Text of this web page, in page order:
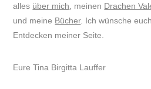
alles über mich , meinen Drachen
und meine Bücher. Ich wünsche
Entdecken meiner Seite.
Eure Tina Birgitta Lauffer